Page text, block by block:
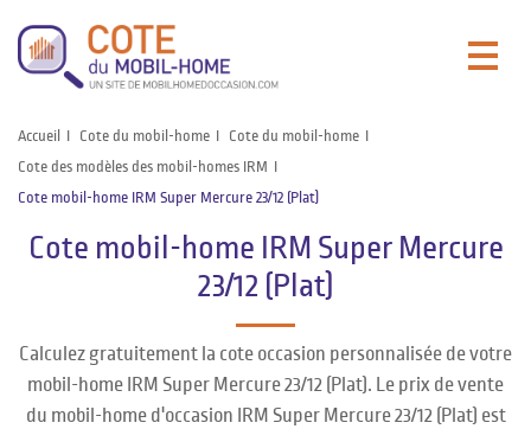
Accueil Cote du mobil-home
Cote du mobil-home
Cote des modèles des mobil-homes IRM
Cote mobil-home IRM Super Mercure 23/12 (Plat)
Cote mobil-home IRM Super Mercure
23/12 (Plat)
Calculez gratuitement la cote occasion personnalisée de votre
mobil-home IRM Super Mercure 23/12 (Plat). Le prix de vente
du mobil-home d'occasion IRM Super Mercure 23/12 (Plat) est